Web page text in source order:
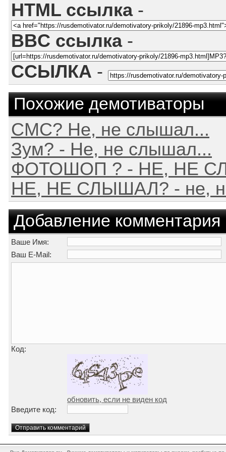
HTML ссылка-
BBC ссылка-
ССЫЛКА -
Похожие демотиваторы
СМС? Не, не слышал...
Зум? - Не, не слышал...
ФОТОШОП ? - НЕ, НЕ
НЕ, НЕ СЛЫШАЛ? - не,
Добавление комментария
Ваше Имя:
Ваш E-Mail:
Код:
обновить, если не виден код
Введите код: